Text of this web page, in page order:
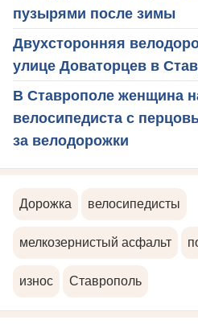
пузырями после зимы
Двухсторонняя
улице Доваторцев в
В Ставрополе женщина
велосипедиста с
за велодорожки
Дорожка велосипедисты
мелкозернистый асфальт
износ Ставрополь